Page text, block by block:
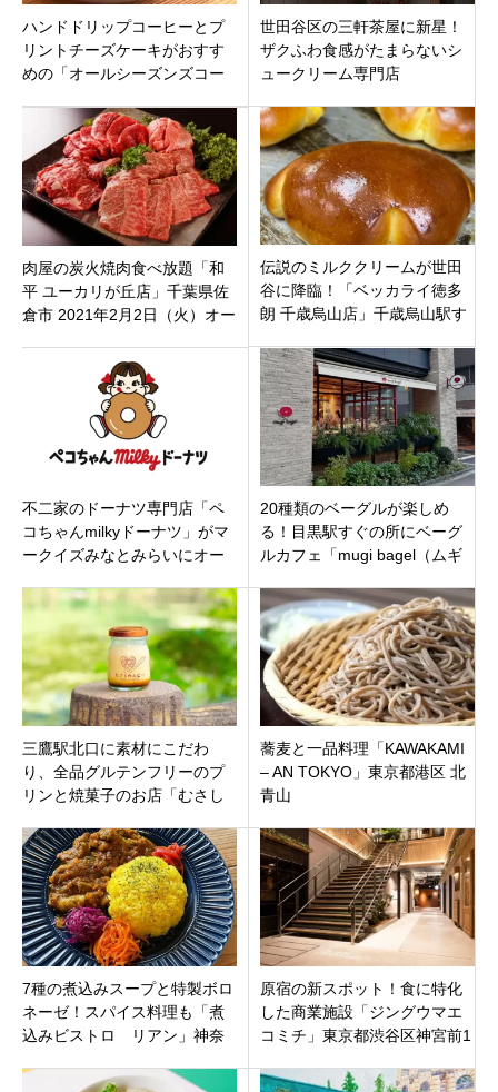
ハンドドリップコーヒーとプ
リントチーズケーキがおすす
めの「オールシーズンズコー
世田谷区の三軒茶屋に新星！
ザクふわ食感がたまらないシ
ュークリーム専門店
プン！イートインも。
肉屋の炭火焼肉食べ放題「和
平 ユーカリが丘店」千葉県佐
倉市 2021年2月2日（火）オー
伝説のミルククリームが世田
谷に降臨！「ベッカライ徳多
朗 千歳烏山店」千歳烏山駅す
不二家のドーナツ専門店「ペ
コちゃんmilkyドーナツ」がマ
ークイズみなとみらいにオー
登場
20種類のベーグルが楽しめ
る！目黒駅すぐの所にベーグ
ルカフェ「mugi bagel（ムギ
ニングも
三鷹駅北口に素材にこだわ
り、全品グルテンフリーのプ
リンと焼菓子のお店「むさし
月22日オープン
蕎麦と一品料理「KAWAKAMI
– AN TOKYO」東京都港区 北
青山
7種の煮込みスープと特製ボロ
ネーゼ！スパイス料理も「煮
込みビストロ リアン」神奈
原宿の新スポット！食に特化
した商業施設「ジングウマエ
コミチ」東京都渋谷区神宮前1